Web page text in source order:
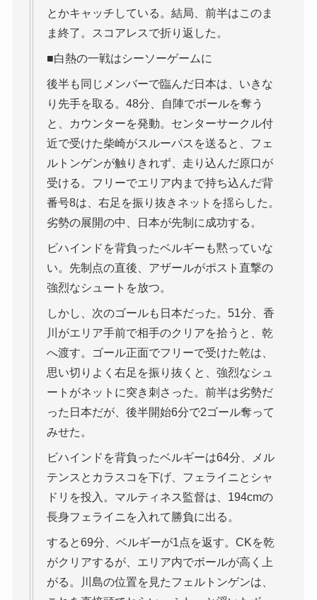
とかキャッチしている。結局、前半はこのま
ま終了。スコアレスで折り返した。
■白熱の一戦はシーソーゲームに
後半も同じメンバーで臨んだ日本は、いきな
り先手を取る。48分、自陣でボールを奪う
と、カウンターを発動。センターサークル付
近で受けた柴崎がスルーパスを送ると、フェ
ルトンゲンが触りきれず、走り込んだ原口が
受ける。フリーでエリア内まで持ち込んだ背
番号8は、右足を振り抜きネットを揺らした。
劣勢の展開の中、日本が先制に成功する。
ビハインドを背負ったベルギーも黙っていな
い。先制点の直後、アザールがポスト直撃の
強烈なシュートを放つ。
しかし、次のゴールも日本だった。51分、香
川がエリア手前で相手のクリアを拾うと、乾
へ渡す。ゴール正面でフリーで受けた乾は、
思い切りよく右足を振り抜くと、強烈なシュ
ートがネットに突き刺さった。前半は劣勢だ
った日本だが、後半開始6分で2ゴール奪って
みせた。
ビハインドを背負ったベルギーは64分、メル
テンスとカラスコを下げ、フェライニとシャ
ドリを投入。マルティネス監督は、194cmの
長身フェライニを入れて勝負に出る。
すると69分、ベルギーが1点を返す。CKを乾
がクリアするが、エリア内でボールが高く上
がる。川島の位置を見たフェルトンゲンは、